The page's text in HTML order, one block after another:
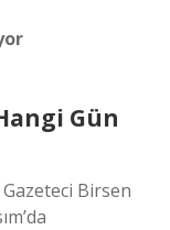
Gün
Birsen